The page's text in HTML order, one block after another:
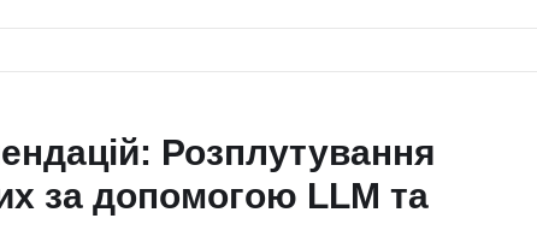
Розплутування
за допомогою LLM та